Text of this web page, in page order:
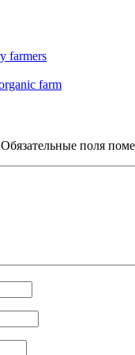
farmers
farm
Обязательные поля